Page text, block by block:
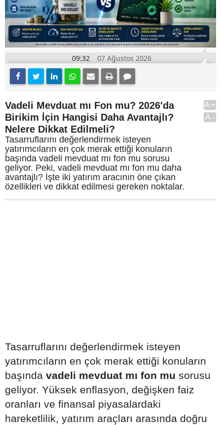
09:32 07 Ağustos 2026
Vadeli Mevduat mı Fon mu? 2026'da
Birikim İçin Hangisi Daha Avantajlı?
Nelere Dikkat Edilmeli?
Tasarruflarını değerlendirmek isteyen
yatırımcıların en çok merak ettiği konuların
başında vadeli mevduat mı fon mu sorusu
geliyor. Peki, vadeli mevduat mı fon mu daha
avantajlı? İşte iki yatırım aracının öne çıkan
özellikleri ve dikkat edilmesi gereken noktalar.
A+
A-
Tasarruflarını değerlendirmek isteyen
yatırımcıların en çok merak ettiği konuların
başında vadeli mevduat mı fon mu sorusu
geliyor. Yüksek enflasyon, değişken faiz
oranları ve finansal piyasalardaki
hareketlilik, yatırım araçları arasında doğru